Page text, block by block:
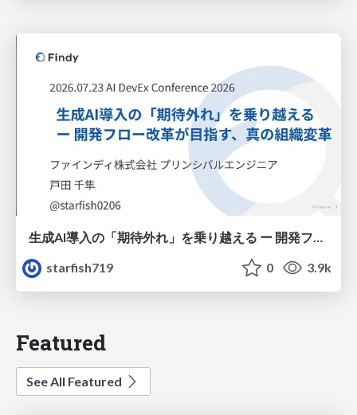
生成AI導入の「期待外れ」を乗り越える ー 開発フロー改革が目指す、真の組織変革
starfish719
0 3.9k
Featured
See All Featured